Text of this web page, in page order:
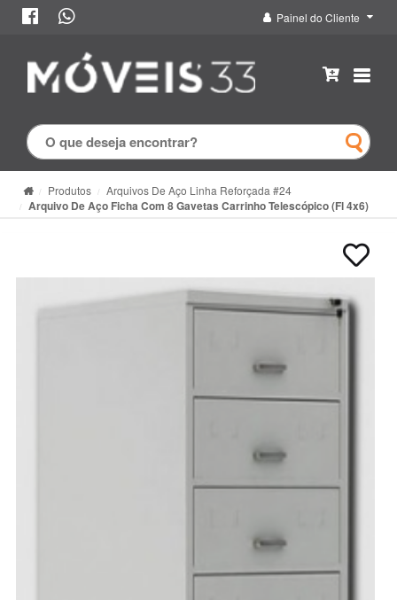
Painel do Cliente
Produtos Arquivos De Aço Linha Reforçada #24
Arquivo De Aço Ficha Com 8 Gavetas Carrinho Telescópico (Fl 4x6)